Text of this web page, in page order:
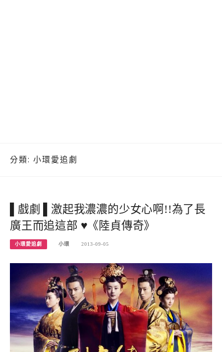
分類: 小環愛追劇
▌戲劇 ▌激起我濃濃的少女心啊!!為了長
廣王而追這部 ♥《陸貞傳奇》
小環愛追劇 小環 2013-09-05